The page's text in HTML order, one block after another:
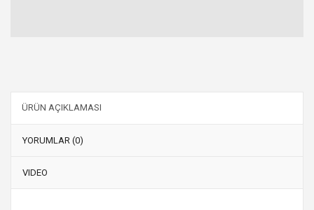
ÜRÜN AÇIKLAMASI
YORUMLAR (0)
VIDEO